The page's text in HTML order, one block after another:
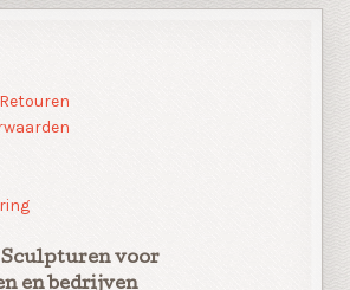
Sculpturen voor
en bedrijven